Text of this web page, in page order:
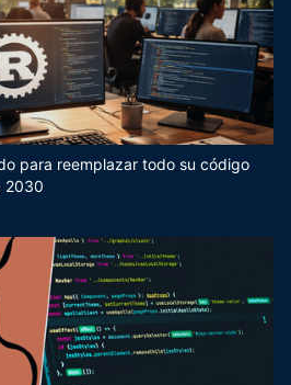
para reemplazar todo su código
2030